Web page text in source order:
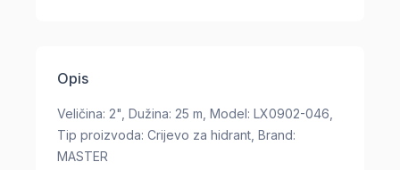
Opis
Veličina: 2", Dužina: 25 m, Model: LX0902-046,
Tip proizvoda: Crijevo za hidrant, Brand:
MASTER